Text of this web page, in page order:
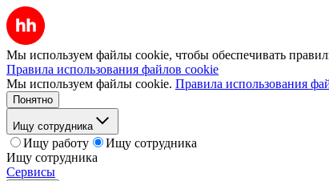
Мы используем файлы cookie, чтобы обеспечивать
Правила использования файлов cookie
Мы используем файлы cookie. Правила использования
Понятно
Ищу сотрудника
Ищу работу
Ищу сотрудника
Ищу сотрудника
Сервисы